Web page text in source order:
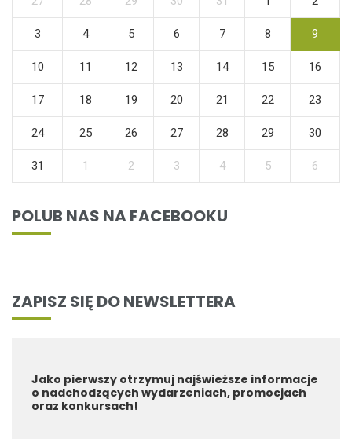
3 4 5 6 7 8 9
10 11 12 13 14 15 16
17 18 19 20 21 22 23
24 25 26 27 28 29 30
31 1 2 3 4 5 6
POLUB NAS NA FACEBOOKU
ZAPISZ SIĘ DO NEWSLETTERA
Jako pierwszy otrzymuj najświeższe informacje
o nadchodzących wydarzeniach, promocjach
oraz konkursach!